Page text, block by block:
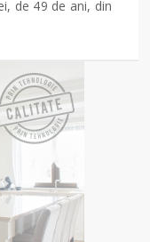
de 49 de ani, din